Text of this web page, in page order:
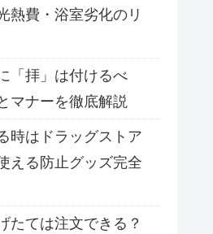
熱費・浴室劣化のリ
「拝」は付けるべ
マナーを徹底解説
時はドラッグストア
える防止グッズ完全
たては注文できる？